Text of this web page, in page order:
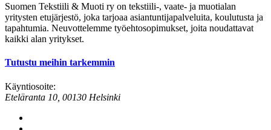
Suomen Tekstiili & Muoti ry on tekstiili-, vaate- ja muotialan
yritysten etujärjestö, joka tarjoaa asiantuntijapalveluita, koulutusta ja
tapahtumia. Neuvottelemme työehtosopimukset, joita noudattavat
kaikki alan yritykset.
Tutustu meihin tarkemmin
Käyntiosoite:
Eteläranta 10, 00130 Helsinki